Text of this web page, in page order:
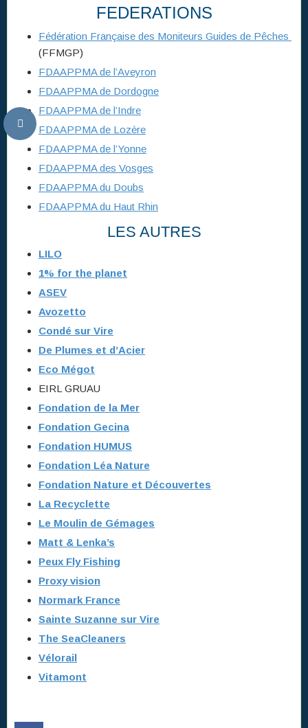
FEDERATIONS
Fédération Française des Moniteurs Guides de Pêches
(FFMGP)
FDAAPPMA de l’Aveyron
FDAAPPMA de Dordogne
FDAAPPMA de l’Indre
FDAAPPMA de Lozère
FDAAPPMA de l’Yonne
FDAAPPMA des Vosges
FDAAPPMA du Doubs
FDAAPPMA du Haut Rhin
LES AUTRES
LILO
1% for the planet
ASEV
Avozetto
Condé sur Vire
De Plumes et d’Acier
Eco Mégot
EIRL GRUAU
Fondation de la Mer
Fondation Gecina
Fondation HUMUS
Fondation Léa Nature
Fondation Nature et Découvertes
La Recyclette
Le Moulin de Gémages
Matt & Lenka’s
Peux Fly Fishing
Proxy vision
Normark France
Sainte Suzanne sur Vire
The SeaCleaners
Vélorail
Vitamont